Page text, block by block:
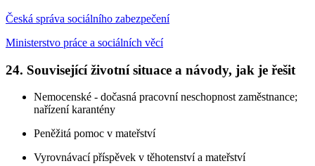
Česká správa sociálního zabezpečení
Ministerstvo práce a sociálních věcí
24. Související životní situace a návody, jak je řešit
Nemocenské - dočasná pracovní neschopnost zaměstnance;
nařízení karantény
Peněžitá pomoc v mateřství
Vyrovnávací příspěvek v těhotenství a mateřství